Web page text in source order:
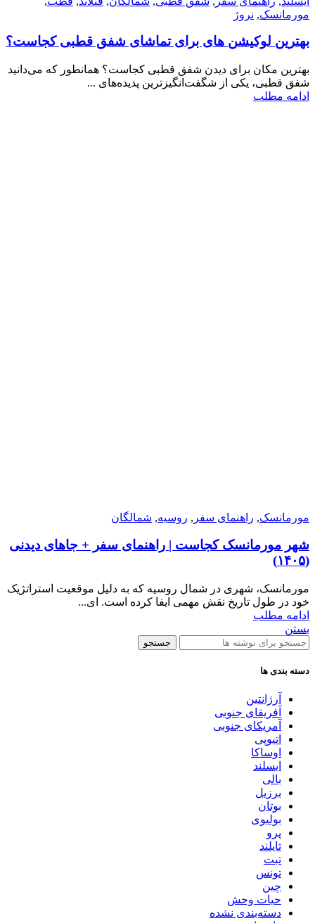
مورمانسک, نروژ
بهترین لوکیشن‌ های برای تماشای شفق قطبی کجاست؟
بهترین مکان برای دیدن شفق قطبی کجاست؟ همانطور که می‌دانید
شفق قطبی، یکی از شگفت‌انگیزترین پدیده‌های ...
ادامه مطلب
مورمانسک, راهنمای سفر , روسیه, شمالگان
شهر مورمانسک کجاست | راهنمای سفر + جاهای دیدنی
(۱۴۰۵)
مورمانسک، شهری در شمال روسیه که به دلیل موقعیت استراتژیک
خود در طول تاریخ نقش مهمی ایفا کرده است. ای...
ادامه مطلب
بستن
جستجو
دسته بندی ها
آرژانتین
آفریقای جنوبی
آمریکای جنوبی
اتیوپی
اوساکا
ایسلند
بالی
برزیل
بوتان
بولیوی
پرو
تایلند
تبت
تونس
چین
حیات وحش
دسته‌بندی نشده